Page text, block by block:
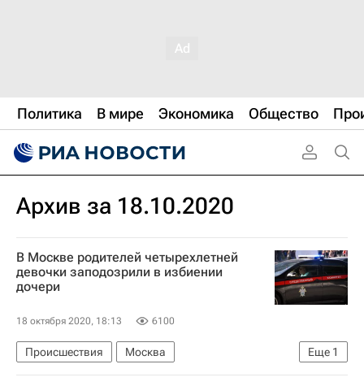
Политика В мире Экономика Общество
Архив за 18.10.2020
В Москве родителей четырехлетней
девочки заподозрили в избиении
дочери
18 октября 2020, 18:13 6100
Еще 1
Происшествия
Москва
Следственный комитет России (СК РФ)